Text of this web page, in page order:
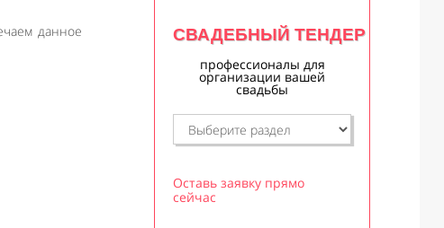
данное
СВАДЕБНЫЙ ТЕНДЕР
профессионалы для
организации вашей
свадьбы
Оставь заявку прямо
сейчас